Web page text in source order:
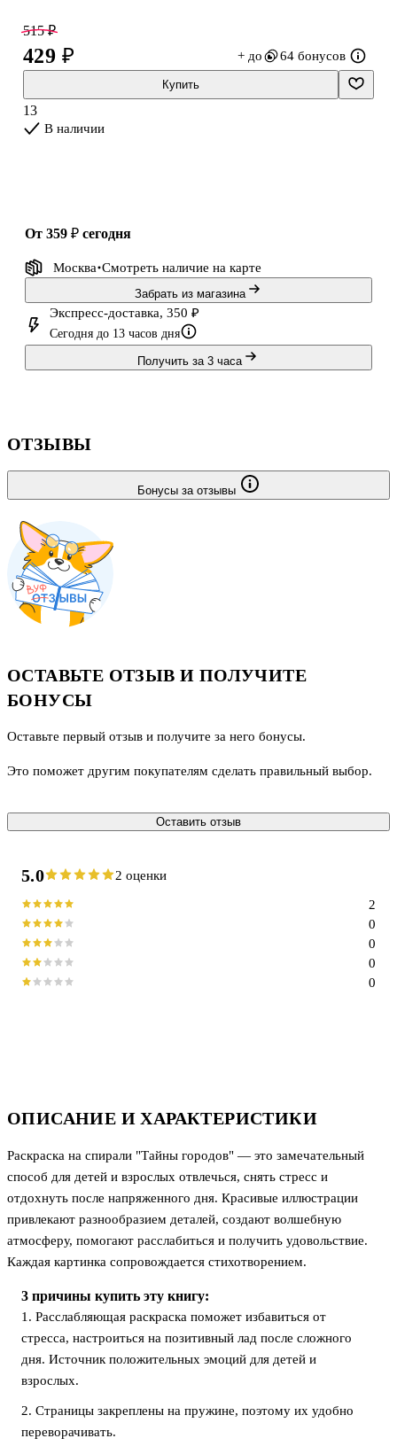
515 ₽
429 ₽ + до 64 бонусов
Купить
13
В наличии
от 359 ₽ сегодня
Москва Смотреть наличие на карте
Забрать из магазина
Экспресс-доставка, 350 ₽
Сегодня до 13 часов дня
Получить за 3 часа
ОПИСАНИЕ И ХАРАКТЕРИСТИКИ
Раскраска на спирали "Тайны городов" — это замечательный
способ для детей и взрослых отвлечься, снять стресс и
отдохнуть после напряженного дня. Красивые иллюстрации
привлекают разнообразием деталей, создают волшебную
атмосферу, помогают расслабиться и получить удовольствие.
Каждая картинка сопровождается стихотворением.
3 причины купить эту книгу:
1. Расслабляющая раскраска поможет избавиться от
стресса, настроиться на позитивный лад после сложного
дня. Источник положительных эмоций для детей и
взрослых.
2. Страницы закреплены на пружине, поэтому их удобно
переворачивать.
ОТЗЫВЫ
Бонусы за отзывы
ОСТАВЬТЕ ОТЗЫВ И ПОЛУЧИТЕ
БОНУСЫ
Оставьте первый отзыв и получите за него бонусы.
Это поможет другим покупателям сделать правильный выбор.
Оставить отзыв
5.0 2 оценки
0
0
0
0
2